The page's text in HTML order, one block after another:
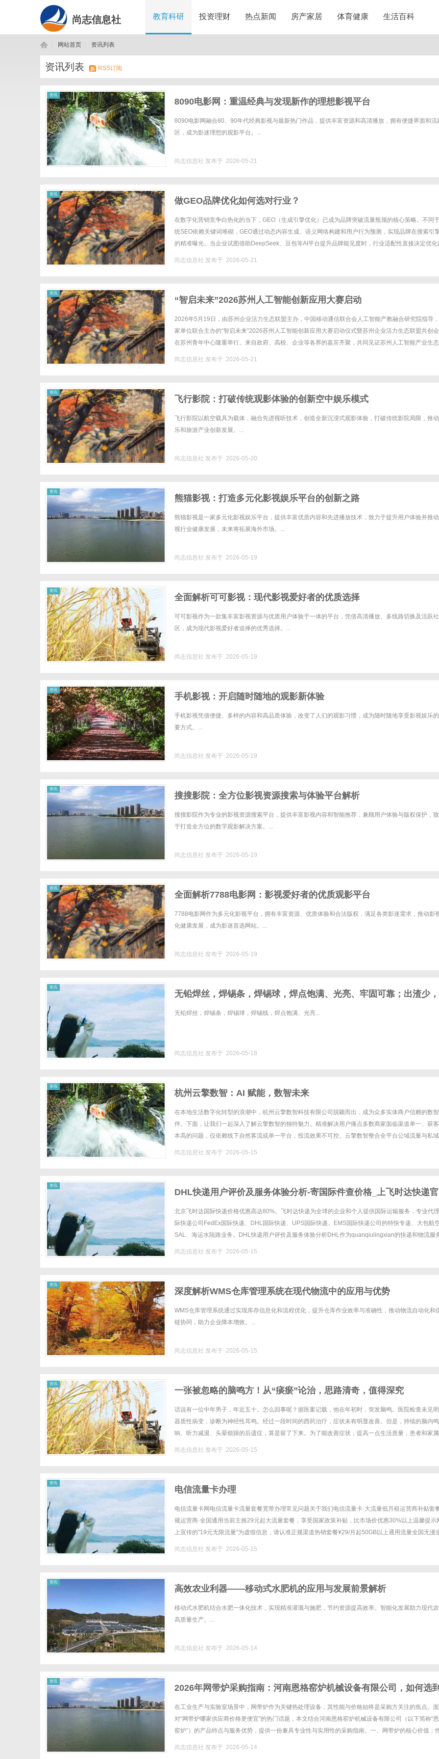
尚志信息社 教育科研 投资理财 热点新闻 房产家居 体育健康 生活百科
尚 ›
网站首页
›
资讯列表
资讯列表 RSS订阅
资讯
8090电影网：重温经典与发现新作的理想影视平台
8090电影网融合80、90年代经典影视与最新热门作品，提供丰富资源和高清播放，拥有便捷界面和活
区，成为影迷理想的观影平台。...
尚志信息社 发布于 2026-05-21
资讯
做GEO品牌优化如何选对行业？
在数字化营销竞争白热化的当下，GEO（生成引擎优化）已成为品牌突破流量瓶颈的核心策略。不同
统SEO依赖关键词堆砌，GEO通过动态内容生成、语义网络构建和用户行为预测，实现品牌在搜索引
的精准曝光。当企业试图借助DeepSeek、豆包等AI平台提升品牌能见度时，行业适配性直接决定优化
尚志信息社 发布于 2026-05-21
资讯
“智启未来”2026苏州人工智能创新应用大赛启动
2026年5月19日，由苏州企业活力生态联盟主办，中国移动通信联合会人工智能产教融合研究院指导
家单位联合主办的“智启未来”2026苏州人工智能创新应用大赛启动仪式暨苏州企业活力生态联盟共创会
在苏州青年中心隆重举行。来自政府、高校、企业等各界的嘉宾齐聚，共同见证苏州人工智能产业生
尚志信息社 发布于 2026-05-21
资讯
飞行影院：打破传统观影体验的创新空中娱乐模式
飞行影院以航空载具为载体，融合先进视听技术，创造全新沉浸式观影体验，打破传统影院局限，推
乐和旅游产业创新发展。...
尚志信息社 发布于 2026-05-20
资讯
熊猫影视：打造多元化影视娱乐平台的创新之路
熊猫影视是一家多元化影视娱乐平台，提供丰富优质内容和先进播放技术，致力于提升用户体验并推
视行业健康发展，未来将拓展海外市场。...
尚志信息社 发布于 2026-05-19
资讯
全面解析可可影视：现代影视爱好者的优质选择
可可影视作为一款集丰富影视资源与优质用户体验于一体的平台，凭借高清播放、多线路切换及活跃社
区，成为现代影视爱好者追捧的优秀选择。...
尚志信息社 发布于 2026-05-19
资讯
手机影视：开启随时随地的观影新体验
手机影视凭借便捷、多样的内容和高品质体验，改变了人们的观影习惯，成为随时随地享受影视娱乐
要方式。...
尚志信息社 发布于 2026-05-19
资讯
搜搜影院：全方位影视资源搜索与体验平台解析
搜搜影院作为专业的影视资源搜索平台，提供丰富影视内容和智能推荐，兼顾用户体验与版权保护，
于打造全方位的数字观影解决方案。...
尚志信息社 发布于 2026-05-19
资讯
全面解析7788电影网：影视爱好者的优质观影平台
7788电影网作为多元化影视平台，拥有丰富资源、优质体验和合法版权，满足各类影迷需求，推动影
化健康发展，成为影迷首选网站。...
尚志信息社 发布于 2026-05-19
资讯
无铅焊丝，焊锡条，焊锡球，焊点饱满、光亮、牢固可靠；出渣少
接牢固，不虚焊。
无铅焊丝，焊锡条，焊锡球，焊锡线，焊点饱满、光亮...
尚志信息社 发布于 2026-05-18
资讯
杭州云擎数智：AI 赋能，数智未来
在本地生活数字化转型的浪潮中，杭州云擎数智科技有限公司脱颖而出，成为众多实体商户信赖的数
伴。下面，让我们一起深入了解云擎数智的独特魅力。精准解决用户痛点多数商家面临渠道单一、获
本高的问题，仅依赖线下自然客流或单一平台，投流效果不可控。云擎数智整合全平台公域流量与私
尚志信息社 发布于 2026-05-15
资讯
DHL快递用户评价及服务体验分析-寄国际件查价格_上飞时达快递官
北京飞时达国际快递价格优惠高达80%。飞时达快递为全球的企业和个人提供国际运输服务，专业代
际快递公司FedEx国际快递、DHL国际快递、UPS国际快递、EMS国际快递公司的特快专递、大包航
SAL、海运水陆路业务。DHL快递用户评价及服务体验分析DHL作为quanqiulingxian的快递和物流服
尚志信息社 发布于 2026-05-15
资讯
深度解析WMS仓库管理系统在现代物流中的应用与优势
WMS仓库管理系统通过实现库存信息化和流程优化，提升仓库作业效率与准确性，推动物流自动化和
链协同，助力企业降本增效。...
尚志信息社 发布于 2026-05-15
资讯
一张被忽略的脑鸣方！从“痰瘀”论治，思路清奇，值得深究
话说有一位中年男子，年近五十。怎么回事呢？据医案记载，他在年初时，突发脑鸣。医院检查未见
器质性病变，诊断为神经性耳鸣。经过一段时间的西药治疗，症状未有明显改善。但是，持续的脑内鸣
响、听力减退、头晕烦躁的后遗症，算是留了下来。为了能改善症状，提高一点生活质量，患者和家
尚志信息社 发布于 2026-05-15
资讯
电信流量卡办理
电信流量卡网电信流量卡流量套餐宽带办理常见问题关于我们电信流量卡·大流量低月租运营商补贴套
规运营商·全国通用当前主推29元起大流量套餐，享受国家政策补贴，比市场价优惠30%以上温馨提示
上宣传的"19元无限流量"为虚假信息，请认准正规渠道热销套餐¥29/月起50GB以上通用流量全国无漫
尚志信息社 发布于 2026-05-15
资讯
高效农业利器——移动式水肥机的应用与发展前景解析
移动式水肥机结合水肥一体化技术，实现精准灌溉与施肥，节约资源提高效率。智能化发展助力现代
高质量生产。...
尚志信息社 发布于 2026-05-14
资讯
2026年网带炉采购指南：河南恩格窑炉机械设备有限公司，如何选到
高性价比设备？
在工业生产与实验室场景中，网带炉作为关键热处理设备，其性能与价格始终是采购方关注的焦点。面
对“网带炉哪家供应商价格更便宜”的热门话题，本文结合河南恩格窑炉机械设备有限公司（以下简称“
窑炉”）的产品特点与服务优势，提供一份兼具专业性与实用性的采购指南。一、网带炉的核心价值：
尚志信息社 发布于 2026-05-14